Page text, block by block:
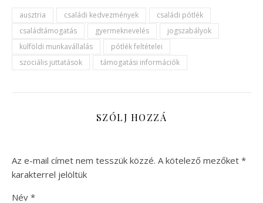
ausztria családi kedvezmények
családi pótlék
családtámogatás
gyermeknevelés
jogszabályok
külföldi munkavállalás
pótlék feltételei
szociális juttatások
támogatási információk
SZÓLJ HOZZÁ
Az e-mail címet nem tesszük közzé. A kötelező mezőket *
karakterrel jelöltük
Név *